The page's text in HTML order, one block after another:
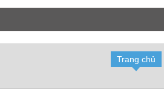
Trang chủ